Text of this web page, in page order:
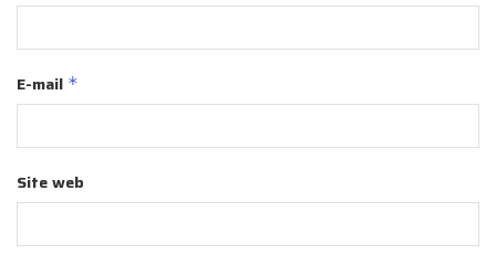
E-mail *
Site web